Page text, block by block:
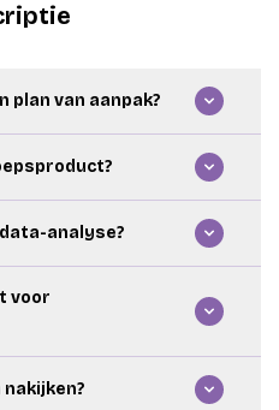
plan van aanpak?
deelvragen, doelstelling,
We kijken of je
je praktijkprobleem,
analyse?
en data-analyse.
voor
We stemmen de